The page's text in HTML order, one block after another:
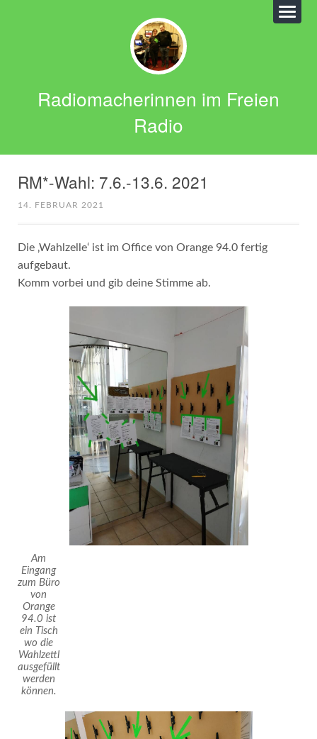
Radiomacherinnen im Freien
Radio
RM*-Wahl: 7.6.-13.6. 2021
14. FEBRUAR 2021
Die ‚Wahlzelle‘ ist im Office von Orange 94.0 fertig
aufgebaut.
Komm vorbei und gib deine Stimme ab.
Am
Eingang
zum Büro
von
Orange
94.0 ist
ein Tisch
wo die
Wahlzettl
ausgefüllt
werden
können.